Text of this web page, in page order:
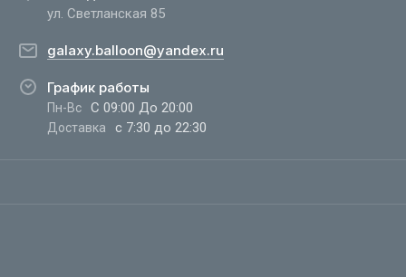
ул. Светланская 85
galaxy.balloon@yandex.ru
График работы
Пн-Вс С 09:00 До 20:00
Доставка с 7:30 до 22:30